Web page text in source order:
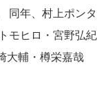
年、村上ポン
モヒロ・宮野
大輔・樽栄嘉哉